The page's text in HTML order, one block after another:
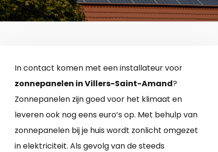
In contact komen met een installateur voor
zonnepanelen in Villers-Saint-Amand?
Zonnepanelen zijn goed voor het klimaat en
leveren ook nog eens euro’s op. Met behulp van
zonnepanelen bij je huis wordt zonlicht omgezet
in elektriciteit. Als gevolg van de steeds